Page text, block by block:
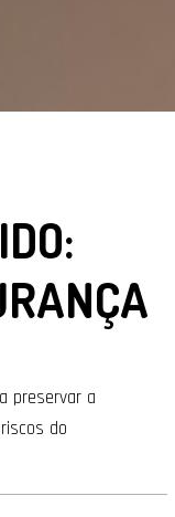
preservar a
do